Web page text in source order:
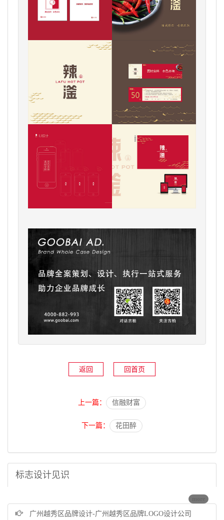
返回 回首页
上一篇： 信融财富
下一篇： 花田醉
标志设计见识
广州越秀区品牌设计-广州越秀区品牌LOGO设计公司